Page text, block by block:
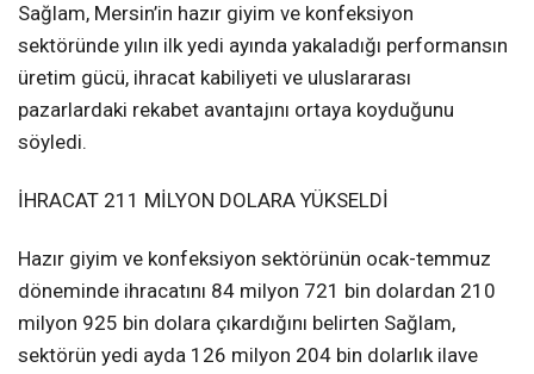
Sağlam, Mersin’in hazır giyim ve konfeksiyon
sektöründe yılın ilk yedi ayında yakaladığı performansın
üretim gücü, ihracat kabiliyeti ve uluslararası
pazarlardaki rekabet avantajını ortaya koyduğunu
söyledi.
İHRACAT 211 MİLYON DOLARA YÜKSELDİ
Hazır giyim ve konfeksiyon sektörünün ocak-temmuz
döneminde ihracatını 84 milyon 721 bin dolardan 210
milyon 925 bin dolara çıkardığını belirten Sağlam,
sektörün yedi ayda 126 milyon 204 bin dolarlık ilave